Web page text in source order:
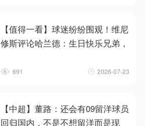
【值得一看】球迷纷纷围观！维尼
修斯评论哈兰德：生日快乐兄弟，
691 2026-07-23
【中超】董路：还会有09留洋球员
回归国内，不是不想留洋而是现